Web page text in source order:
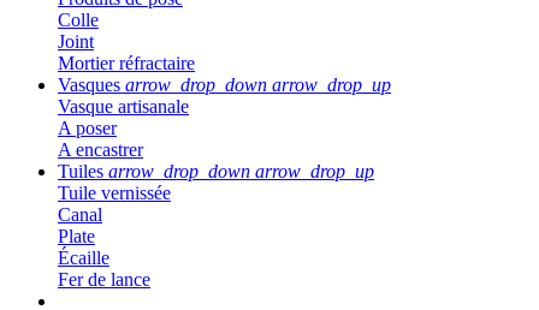
Colle
Joint
Mortier réfractaire
Vasques arrow_drop_down arrow_drop_up
Vasque artisanale
A poser
A encastrer
Tuiles arrow_drop_down arrow_drop_up
Tuile vernissée
Canal
Plate
Écaille
Fer de lance